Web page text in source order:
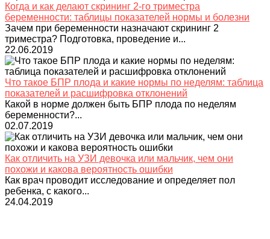
Когда и как делают скрининг 2-го триместра
беременности: таблицы показателей нормы и болезни
Зачем при беременности назначают скрининг 2
триместра? Подготовка, проведение и...
22.06.2019
Что такое БПР плода и какие нормы по неделям: таблица
показателей и расшифровка отклонений
Какой в норме должен быть БПР плода по неделям
беременности?...
02.07.2019
Как отличить на УЗИ девочка или мальчик, чем они
похожи и какова вероятность ошибки
Как врач проводит исследование и определяет пол
ребенка, с какого...
24.04.2019